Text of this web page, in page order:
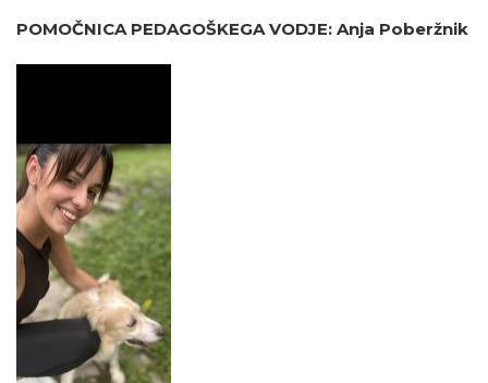
POMOČNICA PEDAGOŠKEGA VODJE: Anja Poberžnik